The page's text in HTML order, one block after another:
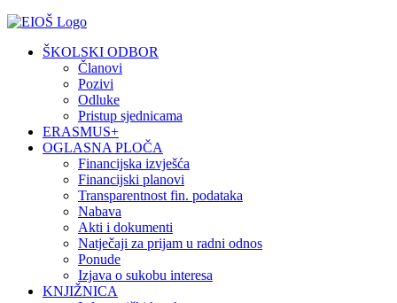
Facebook
YouTube
X
Pinterest
ŠKOLSKI ODBOR
Članovi
Pozivi
Odluke
Pristup sjednicama
ERASMUS+
OGLASNA PLOČA
Financijska izvješća
Financijski planovi
Transparentnost fin. podataka
Nabava
Akti i dokumenti
Natječaji za prijam u radni odnos
Ponude
Izjava o sukobu interesa
KNJIŽNICA